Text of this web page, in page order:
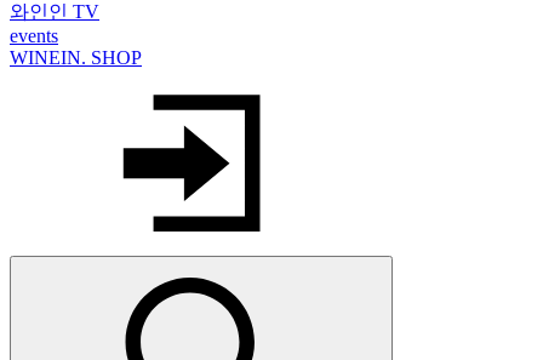
와인인 TV
events
WINEIN. SHOP